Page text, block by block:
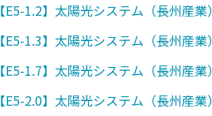
【E5-1.2】太陽光システム（長州産業）
【E5-1.3】太陽光システム（長州産業）
【E5-1.7】太陽光システム（長州産業）
【E5-2.0】太陽光システム（長州産業）